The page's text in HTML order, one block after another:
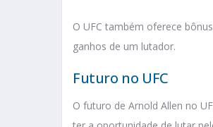
O UFC também oferece
ganhos de um lutador.
Futuro no UFC
O futuro de Arnold Allen no